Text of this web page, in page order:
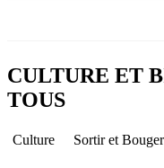
CULTURE ET
TOUS
Culture Sortir et Bouger